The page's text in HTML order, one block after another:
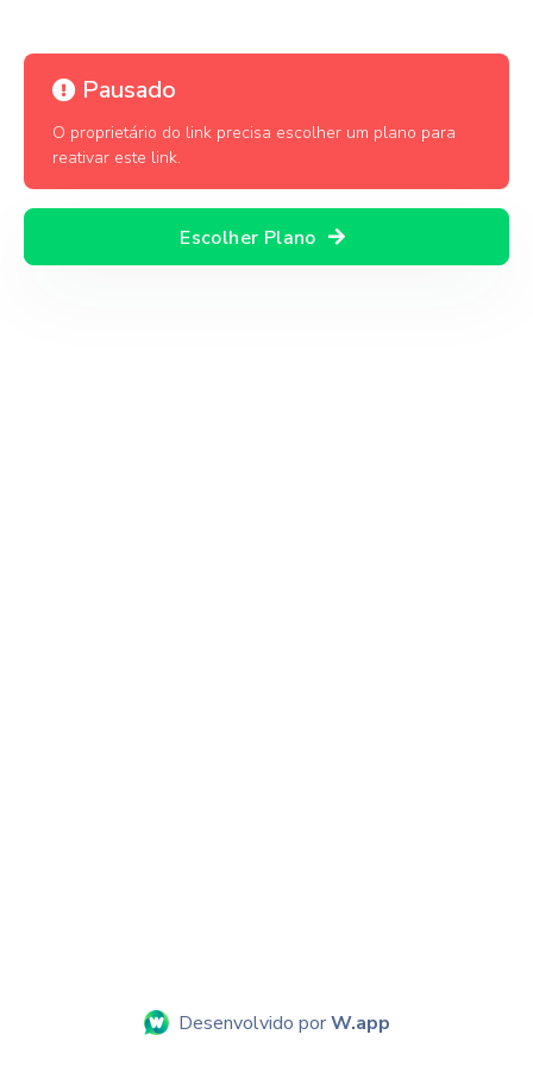
Pausado
O proprietário do link precisa escolher um plano para
reativar este link.
Escolher Plano
Desenvolvido porW.app